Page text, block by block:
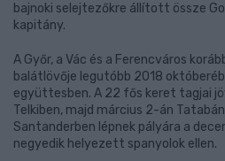
bajnoki selejtezőkre állított össze
kapitány.
A Győr, a Vác és a Ferencváros
balátlövője legutóbb 2018
együttesben. A 22 fős keret tagjai
Telkiben, majd március 2-án
Santanderben lépnek pályára a
negyedik helyezett spanyolok ellen.